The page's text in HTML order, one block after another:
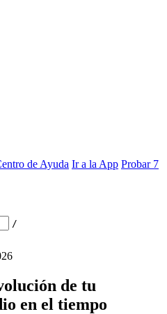
de Ayuda Ir a la App Probar 7
/
de tu
en el tiempo